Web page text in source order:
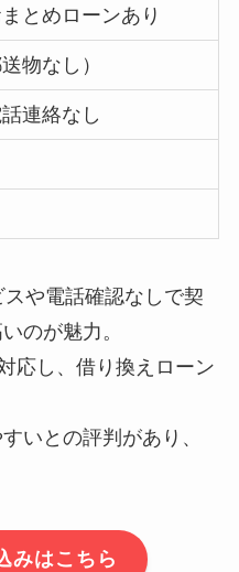
とめローンあり
物なし）
連絡なし
や電話確認なしで契
のが魅力。
応し、借り換えローン
いとの評判があり、
みはこちら